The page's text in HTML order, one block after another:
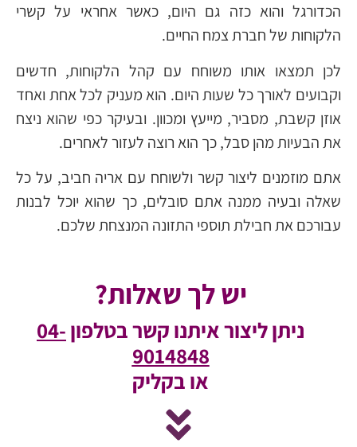
הכדורגל והוא כזה גם היום, כאשר אחראי על קשרי
הלקוחות של חברת צמח החיים.
לכן תמצאו אותו משוחח עם קהל הלקוחות, חדשים
וקבועים לאורך כל שעות היום. הוא מעניק לכל אחת ואחד
אוזן קשבת, מסביר, מייעץ ומכוון. ובעיקר כפי שהוא ניצח
את הבעיות מהן סבל, כך הוא רוצה לעזור לאחרים.
אתם מוזמנים ליצור קשר ולשוחח עם אריה חביב, על כל
שאלה ובעיה ממנה אתם סובלים, כך שהוא יוכל לבנות
עבורכם את חבילת תוספי התזונה המנצחת שלכם.
יש לך שאלות?
ניתן ליצור איתנו קשר בטלפון04-
9014848
או בקליק